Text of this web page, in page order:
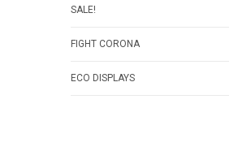
SALE!
FIGHT CORONA
ECO DISPLAYS